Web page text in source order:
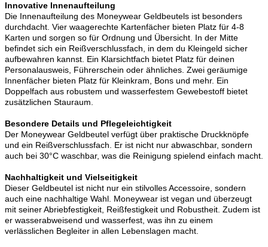
Innovative Innenaufteilung
Die Innenaufteilung des Moneywear Geldbeutels ist besonders
durchdacht. Vier waagerechte Kartenfächer bieten Platz für 4-8
Karten und sorgen so für Ordnung und Übersicht. In der Mitte
befindet sich ein Reißverschlussfach, in dem du Kleingeld sicher
aufbewahren kannst. Ein Klarsichtfach bietet Platz für deinen
Personalausweis, Führerschein oder ähnliches. Zwei geräumige
Innenfächer bieten Platz für Kleinkram, Bons und mehr. Ein
Doppelfach aus robustem und wasserfestem Gewebestoff bietet
zusätzlichen Stauraum.
Besondere Details und Pflegeleichtigkeit
Der Moneywear Geldbeutel verfügt über praktische Druckknöpfe
und ein Reißverschlussfach. Er ist nicht nur abwaschbar, sondern
auch bei 30°C waschbar, was die Reinigung spielend einfach macht.
Nachhaltigkeit und Vielseitigkeit
Dieser Geldbeutel ist nicht nur ein stilvolles Accessoire, sondern
auch eine nachhaltige Wahl. Moneywear ist vegan und überzeugt
mit seiner Abriebfestigkeit, Reißfestigkeit und Robustheit. Zudem ist
er wasserabweisend und wasserfest, was ihn zu einem
verlässlichen Begleiter in allen Lebenslagen macht.